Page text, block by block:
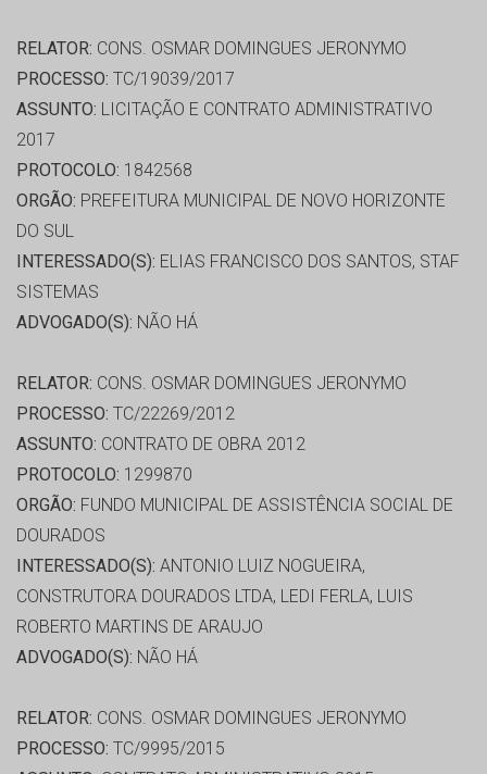
RELATOR: CONS. OSMAR DOMINGUES JERONYMO
PROCESSO: TC/19039/2017
ASSUNTO: LICITAÇÃO E CONTRATO ADMINISTRATIVO
2017
PROTOCOLO: 1842568
ORGÃO: PREFEITURA MUNICIPAL DE NOVO HORIZONTE
DO SUL
INTERESSADO(S): ELIAS FRANCISCO DOS SANTOS, STAF
SISTEMAS
ADVOGADO(S): NÃO HÁ
RELATOR: CONS. OSMAR DOMINGUES JERONYMO
PROCESSO: TC/22269/2012
ASSUNTO: CONTRATO DE OBRA 2012
PROTOCOLO: 1299870
ORGÃO: FUNDO MUNICIPAL DE ASSISTÊNCIA SOCIAL DE
DOURADOS
INTERESSADO(S): ANTONIO LUIZ NOGUEIRA,
CONSTRUTORA DOURADOS LTDA, LEDI FERLA, LUIS
ROBERTO MARTINS DE ARAUJO
ADVOGADO(S): NÃO HÁ
RELATOR: CONS. OSMAR DOMINGUES JERONYMO
PROCESSO: TC/9995/2015